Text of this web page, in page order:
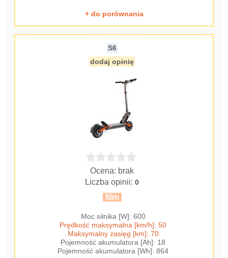
+ do porównania
S6
dodaj opinię
Ocena: brak
Liczba opinii:0
film
Moc silnika [W]: 600
Prędkość maksymalna [km/h]: 50
Maksymalny zasięg [km]: 70
Pojemność akumulatora [Ah]: 18
Pojemność akumulatora [Wh]: 864